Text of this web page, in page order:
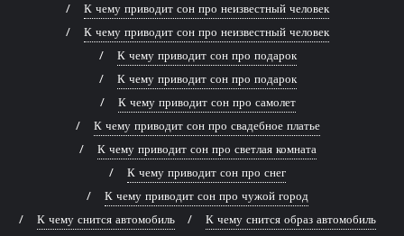
К чему приводит сон про неизвестный человек
К чему приводит сон про неизвестный человек
К чему приводит сон про подарок
К чему приводит сон про подарок
К чему приводит сон про самолет
К чему приводит сон про свадебное платье
К чему приводит сон про светлая комната
К чему приводит сон про снег
К чему приводит сон про чужой город
К чему снится автомобиль
К чему снится образ автомобиль